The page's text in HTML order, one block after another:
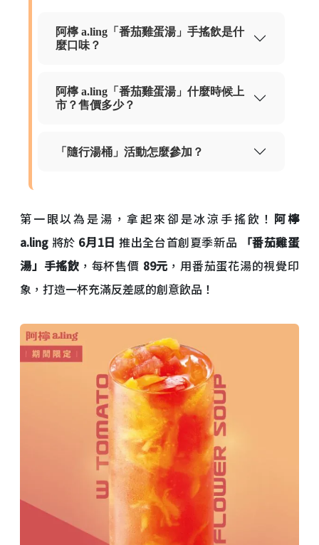
阿檸 a.ling「番茄雞蛋湯」手搖飲是什
麼口味？
阿檸 a.ling「番茄雞蛋湯」什麼時候上
市？售價多少？
「隨行湯桶」活動怎麼參加？
第一眼以為是湯，拿起來卻是冰涼手搖飲！ 阿檸
a.ling 將於 6月1日 推出全台首創夏季新品
「番茄雞蛋
湯」手搖飲 ，每杯售價 89元 ，用番茄蛋花湯的視覺印
象，打造一杯充滿反差感的創意飲品！